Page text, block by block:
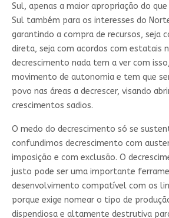
Sul, apenas a maior apropriação do
Sul também para os interesses do
garantindo a compra de recursos, seja
direta, seja com acordos com estatais
decrescimento nada tem a ver com
movimento de autonomia e tem que
povo nas áreas a decrescer, visando
crescimentos sadios.
O medo do decrescimento só se
confundimos decrescimento com
imposição e com exclusão. O
justo pode ser uma importante
desenvolvimento compatível com os
porque exige nomear o tipo de
dispendiosa e altamente destrutiva